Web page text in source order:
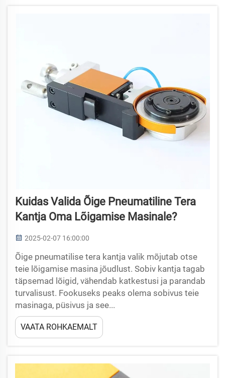
Kuidas Valida Õige Pneumatiline Tera
Kantja Oma Lõigamise Masinale?
2025-02-07 16:00:00
Õige pneumatilise tera kantja valik mõjutab otse
teie lõigamise masina jõudlust. Sobiv kantja tagab
täpsemad lõigid, vähendab katkestusi ja parandab
turvalisust. Fookuseks peaks olema sobivus teie
masinaga, püsivus ja see...
VAATA ROHKAEMALT